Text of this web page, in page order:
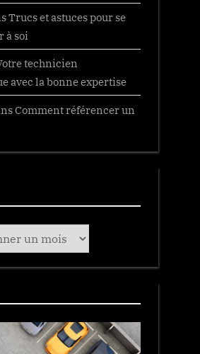
Trucs et astuces pour se
à soi
technicien
avec la bonne expertise
Comment référencer un